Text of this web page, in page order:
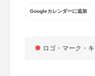
Googleカレンダーに追加
ロゴ・マーク・